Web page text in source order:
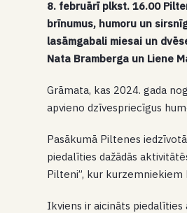
8. februārī plkst. 16.00
brīnumus, humoru un
lasāmgabali miesai un
Nata Bramberga un Liene
Grāmata, kas 2024. gada
apvieno dzīvespriecīgus
Pasākumā Piltenes
piedalīties dažādās
Pilteni”, kur kurzemniekiem
Ikviens ir aicināts piedalīties